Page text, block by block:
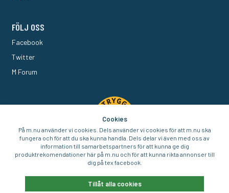
FÖLJ OSS
Facebook
Twitter
M Forum
Cookies
På m.nu använder vi cookies. Dels använder vi cookies för att m.nu ska
fungera och för att du ska kunna handla. Dels delar vi även med oss av
information till samarbetspartners för att kunna ge dig
produktrekomendationer här på m.nu och för att kunna rikta annonser till
dig på tex facebook.
Tillåt alla cookies